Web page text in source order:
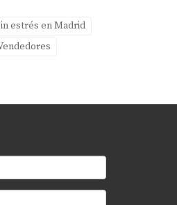
destacar en
online y
poder de una
Monte y
estrés en Madrid